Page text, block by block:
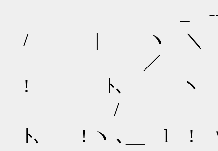
_ --
/ | ヽ ＼
／ ｀
! ﾄ､ ヽ
/ _ ィ
ﾄ､ ! ヽ ､__ l !